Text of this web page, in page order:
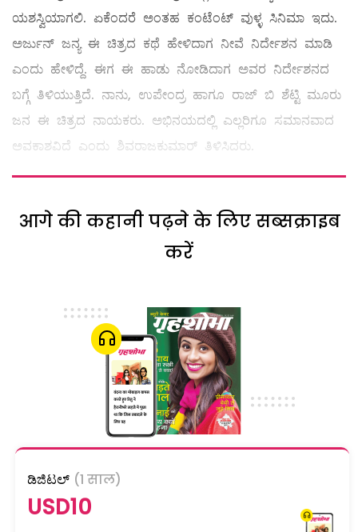
ಯಶಸ್ವಿಯಾಗಲಿ. ಏಕೆಂದರೆ ಅಂತಹ ಕಂಟೆಂಟ್ ವುಳ್ಳ ಸಿನಿಮಾ ಇದು.
ಅರ್ಜುನ್ ಜನ್ಯ ಈ ಚಿತ್ರದ ಕಥೆ ಹೇಳಿದಾಗ ನೀವೆ ನಿರ್ದೇಶನ ಮಾಡಿ
ಎಂದು ಹೇಳಿದ್ದೆ. ಈಗ ಈ ಹಾಡು ನೋಡಿದಾಗ ಅವರ ನಿರ್ದೇಶನದ
ಬಗ್ಗೆ ತಿಳಿಯುತ್ತಿದೆ. ನಾನು, ಉಪೇಂದ್ರ ಹಾಗೂ ರಾಜ್ ಬಿ ಶೆಟ್ಟಿ ಮೂರು
ಜನ ಈ ಚಿತ್ರದ ನಾಯಕರು. ಅಭಿನಯದಲ್ಲಿ ಎಲ್ಲರಿಗೂ ಸಮಾನವಾದ
ಅವಕಾಶವಿದೆ ಎಂದು ಶಿವರಾಜಕುಮಾರ್ ತಿಳಿಸಿದರು.
आगे की कहानी पढ़ने के लिए सब्सक्राइब
करें
ಡಿಜಿಟಲ್ (1 साल)
USD10